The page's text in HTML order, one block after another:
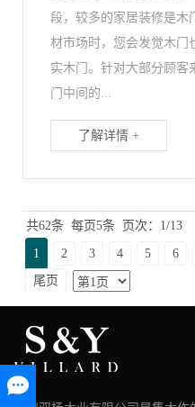
段，较多的家居装修是木
材市场时，您会发觉木门
实木门。针对大部分顾客
门中间的...
了解详情 +
共62条 每页5条 页次：1/13
1 2 3 4 5 6
尾页